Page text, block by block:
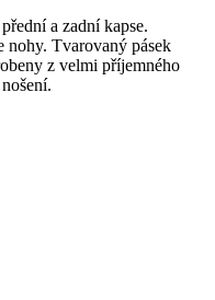
a zadní kapse.
nohy. Tvarovaný pásek
z velmi příjemného